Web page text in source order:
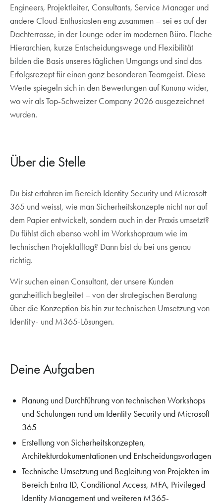
Engineers, Projektleiter, Consultants, Service Manager und
andere Cloud-Enthusiasten eng zusammen – sei es auf der
Dachterrasse, in der Lounge oder im modernen Büro. Flache
Hierarchien, kurze Entscheidungswege und Flexibilität
bilden die Basis unseres täglichen Umgangs und sind das
Erfolgsrezept für einen ganz besonderen Teamgeist. Diese
Werte spiegeln sich in den Bewertungen auf Kununu wider,
wo wir als Top-Schweizer Company 2026 ausgezeichnet
wurden.
Über die Stelle
Du bist erfahren im Bereich Identity Security und Microsoft
365 und weisst, wie man Sicherheitskonzepte nicht nur auf
dem Papier entwickelt, sondern auch in der Praxis umsetzt?
Du fühlst dich ebenso wohl im Workshopraum wie im
technischen Projektalltag? Dann bist du bei uns genau
richtig.
Wir suchen einen Consultant, der unsere Kunden
ganzheitlich begleitet – von der strategischen Beratung
über die Konzeption bis hin zur technischen Umsetzung von
Identity- und M365-Lösungen.
Deine Aufgaben
Planung und Durchführung von technischen Workshops
und Schulungen rund um Identity Security und Microsoft
365
Erstellung von Sicherheitskonzepten,
Architekturdokumentationen und Entscheidungsvorlagen
Technische Umsetzung und Begleitung von Projekten im
Bereich Entra ID, Conditional Access, MFA, Privileged
Identity Management und weiteren M365-